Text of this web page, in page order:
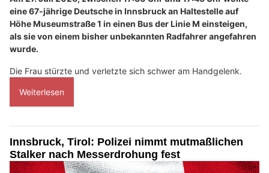
eine 67-jährige Deutsche in Innsbruck an Haltestelle auf
Höhe Museumstraße 1 in einen Bus der Linie M einsteigen,
als sie von einem bisher unbekannten Radfahrer angefahren
wurde.
Die Frau stürzte und verletzte sich schwer am Handgelenk.
Weiterlesen
Innsbruck, Tirol: Polizei nimmt mutmaßlichen
Stalker nach Messerdrohung fest